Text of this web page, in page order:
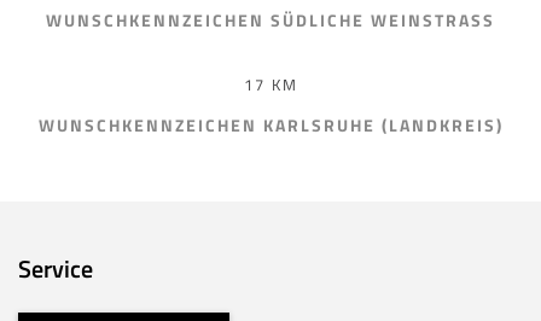
WUNSCHKENNZEICHEN SÜDLICHE WEINSTRASS
17 KM
WUNSCHKENNZEICHEN KARLSRUHE (LANDKREIS)
Service